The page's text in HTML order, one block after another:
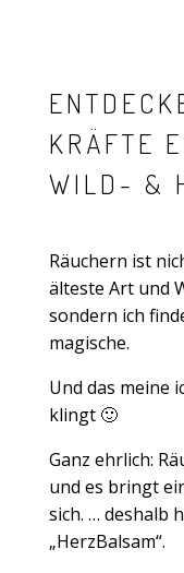
KRÄFTE
WILD- &
Räuchern ist
älteste Art und
sondern ich
magische.
Und das meine
klingt 🙂
Ganz ehrlich:
und es bringt
sich. … deshalb
„HerzBalsam“.